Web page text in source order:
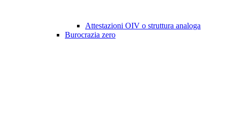
Attestazioni OIV o struttura analoga
Burocrazia zero